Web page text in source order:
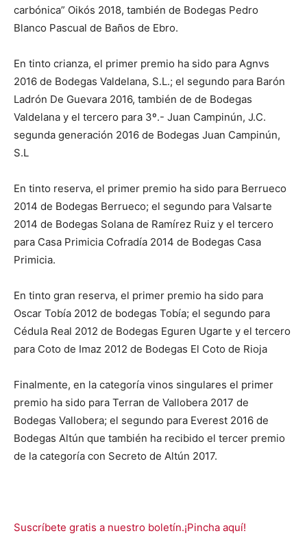
carbónica” Oikós 2018, también de Bodegas Pedro
Blanco Pascual de Baños de Ebro.
En tinto crianza, el primer premio ha sido para Agnvs
2016 de Bodegas Valdelana, S.L.; el segundo para Barón
Ladrón De Guevara 2016, también de de Bodegas
Valdelana y el tercero para 3º.- Juan Campinún, J.C.
segunda generación 2016 de Bodegas Juan Campinún,
S.L
En tinto reserva, el primer premio ha sido para Berrueco
2014 de Bodegas Berrueco; el segundo para Valsarte
2014 de Bodegas Solana de Ramírez Ruiz y el tercero
para Casa Primicia Cofradía 2014 de Bodegas Casa
Primicia.
En tinto gran reserva, el primer premio ha sido para
Oscar Tobía 2012 de bodegas Tobía; el segundo para
Cédula Real 2012 de Bodegas Eguren Ugarte y el tercero
para Coto de Imaz 2012 de Bodegas El Coto de Rioja
Finalmente, en la categoría vinos singulares el primer
premio ha sido para Terran de Vallobera 2017 de
Bodegas Vallobera; el segundo para Everest 2016 de
Bodegas Altún que también ha recibido el tercer premio
de la categoría con Secreto de Altún 2017.
Suscríbete gratis a nuestro boletín.¡Pincha aquí!